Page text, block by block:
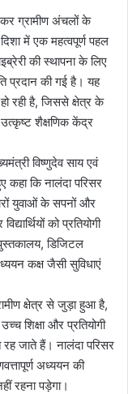
ग्रामीण अंचलों के
में एक महत्वपूर्ण पहल
की स्थापना के लिए
प्रदान की गई है। यह
रही है, जिससे क्षेत्र के
शैक्षणिक केंद्र
विष्णुदेव साय एवं
कि नालंदा परिसर
युवाओं के सपनों और
को प्रतियोगी
डिजिटल
कक्ष जैसी सुविधाएं
क्षेत्र से जुड़ा हुआ है,
शिक्षा और प्रतियोगी
जाते हैं। नालंदा परिसर
अध्ययन की
रहना पड़ेगा।